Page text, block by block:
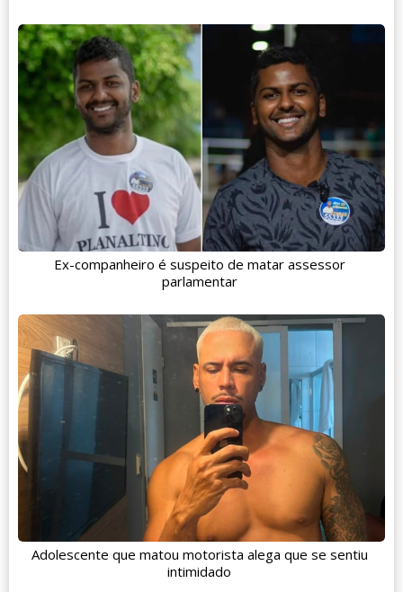
Ex-companheiro é suspeito de matar assessor
parlamentar
Adolescente que matou motorista alega que se sentiu
intimidado